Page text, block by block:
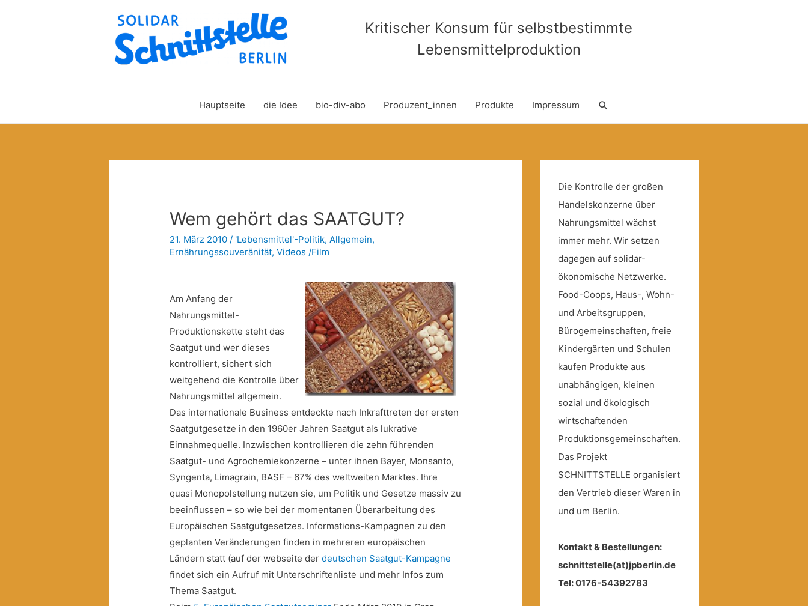
Kritischer Konsum für selbstbestimmte
Lebensmittelproduktion
Hauptseite die Idee bio-div-abo Produzent_innen Produkte Impressum Suche
Wem gehört das SAATGUT?
21. März 2010 / 'Lebensmittel'-Politik,Allgemein,
Ernährungssouveränität,Videos /Film
Am Anfang der
Nahrungsmittel-
Produktionskette steht das
Saatgut und wer dieses
kontrolliert, sichert sich
weitgehend die Kontrolle über
Nahrungsmittel allgemein.
Das internationale Business entdeckte nach Inkrafttreten der ersten
Saatgutgesetze in den 1960er Jahren Saatgut als lukrative
Einnahmequelle. Inzwischen kontrollieren die zehn führenden
Saatgut- und Agrochemiekonzerne – unter ihnen Bayer, Monsanto,
Syngenta, Limagrain, BASF – 67% des weltweiten Marktes. Ihre
quasi Monopolstellung nutzen sie, um Politik und Gesetze massiv zu
beeinflussen – so wie bei der momentanen Überarbeitung des
Europäischen Saatgutgesetzes. Informations-Kampagnen zu den
geplanten Veränderungen finden in mehreren europäischen
Ländern statt (auf der webseite derdeutschen Saatgut-Kampagne
findet sich ein Aufruf mit Unterschriftenliste und mehr Infos zum
Thema Saatgut.
Die Kontrolle der großen
Handelskonzerne über
Nahrungsmittel wächst
immer mehr. Wir setzen
dagegen auf solidar-
ökonomische Netzwerke.
Food-Coops, Haus-, Wohn-
und Arbeitsgruppen,
Bürogemeinschaften, freie
Kindergärten und Schulen
kaufen Produkte aus
unabhängigen, kleinen
sozial und ökologisch
wirtschaftenden
Produktionsgemeinschaften.
Das Projekt
SCHNITTSTELLE organisiert
den Vertrieb dieser Waren in
und um Berlin.
Kontakt & Bestellungen:
schnittstelle(at)jpberlin.de
Tel: 0176-54392783